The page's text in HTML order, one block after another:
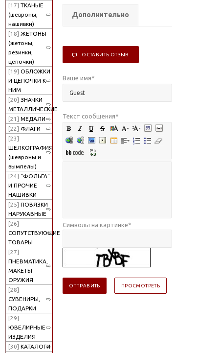
[17] ТКАНЫЕ
(шевроны,
нашивки)
[18] ЖЕТОНЫ
(жетоны,
резинки,
цепочки)
[19] ОБЛОЖКИ
И ЦЕПОЧКИ К
НИМ
[20] ЗНАЧКИ
МЕТАЛЛИЧЕСКИЕ
[21] МЕДАЛИ
[22] ФЛАГИ
[23]
ШЕЛКОГРАФИЯ
(шевроны и
вымпелы)
[24] "ФОЛЬГА"
И ПРОЧИЕ
НАШИВКИ
[25] ПОВЯЗКИ
НАРУКАВНЫЕ
[26]
СОПУТСТВУЮЩИЕ
ТОВАРЫ
[27]
ПНЕВМАТИКА,
МАКЕТЫ
ОРУЖИЯ
[28]
СУВЕНИРЫ,
ПОДАРКИ
[29]
ЮВЕЛИРНЫЕ
ИЗДЕЛИЯ
[30] КАТАЛОГИ
Дополнительно
ОСТАВИТЬ ОТЗЫВ
Ваше имя*
Текст сообщения*
Символы на картинке*